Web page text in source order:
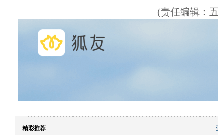
(责任编辑：
精彩推荐